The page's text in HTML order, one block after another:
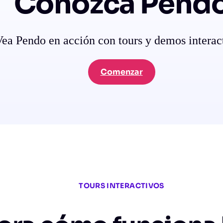
Pendo en acción con tours y demos
Comenzar
TOURS INTERACTIVOS